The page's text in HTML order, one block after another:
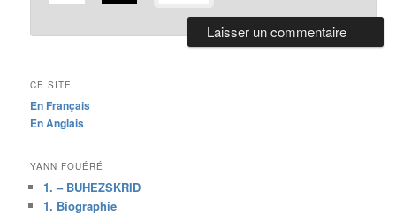
CE SITE
En Français
En Anglais
YANN FOUÉRÉ
1. – BUHEZSKRID
1. Biographie